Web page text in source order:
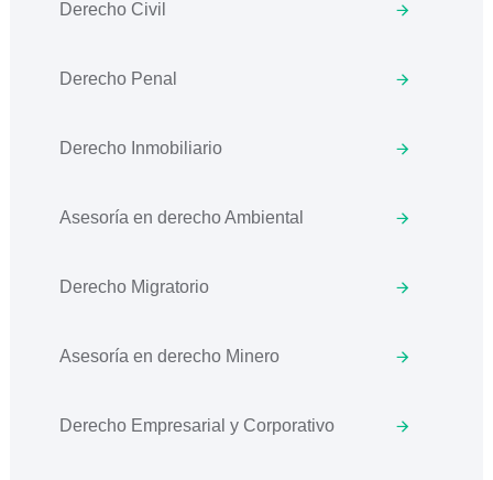
Derecho Civil
Derecho Penal
Derecho Inmobiliario
Asesoría en derecho Ambiental
Derecho Migratorio
Asesoría en derecho Minero
Derecho Empresarial y Corporativo